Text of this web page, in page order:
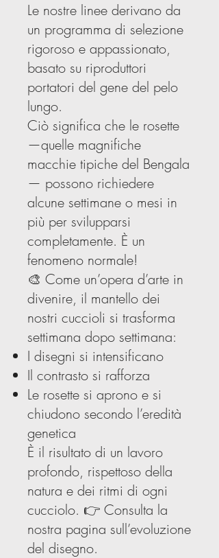
Le nostre linee derivano da
un programma di selezione
rigoroso e appassionato,
basato su riproduttori
portatori del gene del pelo
lungo.
Ciò significa che le rosette
—quelle magnifiche
macchie tipiche del Bengala
— possono richiedere
alcune settimane o mesi in
più per svilupparsi
completamente. È un
fenomeno normale!
🎨 Come un’opera d’arte in
divenire, il mantello dei
nostri cuccioli si trasforma
settimana dopo settimana:
I disegni si intensificano
Il contrasto si rafforza
Le rosette si aprono e si
chiudono secondo l’eredità
genetica
È il risultato di un lavoro
profondo, rispettoso della
natura e dei ritmi di ogni
cucciolo. 👉 Consulta la
nostra pagina sull’evoluzione
del disegno.